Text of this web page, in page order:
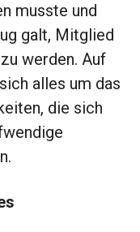
musste und
galt, Mitglied
werden. Auf
alles um das
die sich